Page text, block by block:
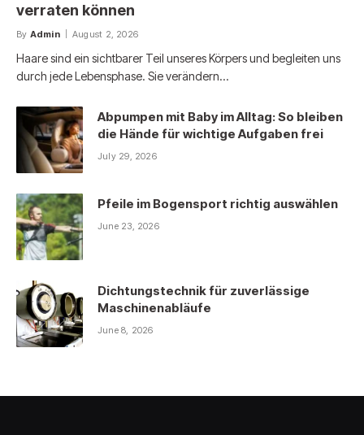
verraten können
By Admin August 2, 2026
Haare sind ein sichtbarer Teil unseres Körpers und begleiten uns
durch jede Lebensphase. Sie verändern…
Abpumpen mit Baby im Alltag: So bleiben
die Hände für wichtige Aufgaben frei
July 29, 2026
Pfeile im Bogensport richtig auswählen
June 23, 2026
Dichtungstechnik für zuverlässige
Maschinenabläufe
June 8, 2026